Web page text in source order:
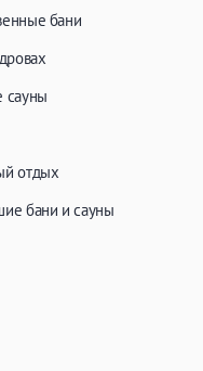
бани
сауны
отдых
бани и сауны